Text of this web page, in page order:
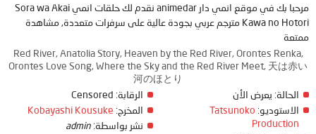
مرحبا بك في موقع انمي دار animedar نقدم لك حلقات انمي Sora wa Akai
Kawa no Hotori مترجم عربي بجودة عالية على سرفرات متعددة, مشاهدة
ممتعة
Red River, Anatolia Story, Heaven by the Red River, Orontes Renka,
Orontes Love Song, Where the Sky and the Red River Meet, 天は赤い
河のほとり
الحالة: يعرض الأن
الاستوديو: Tatsunoko
Production
الرقابة:
المخرج: Kobayashi Kousuke
نشر بواسطة: admin